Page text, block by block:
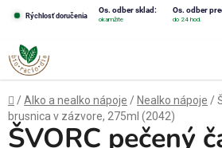
obsah
Rýchlosť doručenia
Os. odber sklad: Os. odber
okamžite do 24 hod.
Domov
/Alko a nealko nápoje / Nealko nápoje /
brusnica v zázvore, 275ml (2042)
ŠVORC pečený